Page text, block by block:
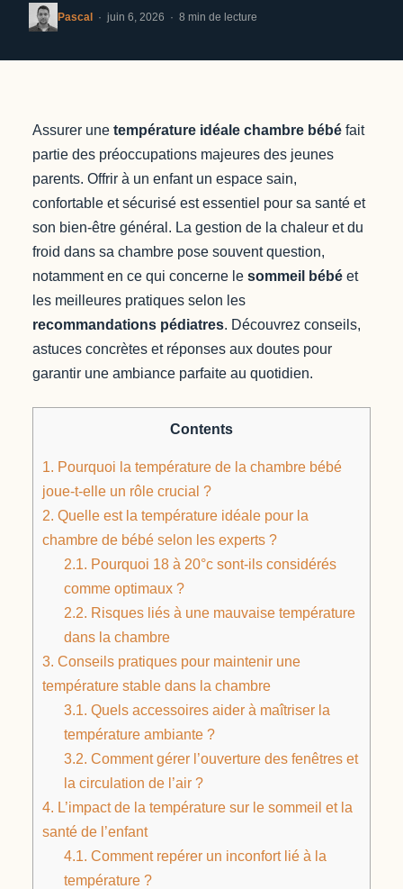
Pascal · juin 6, 2026 · 8 min de lecture
Assurer une température idéale chambre bébé fait
partie des préoccupations majeures des jeunes
parents. Offrir à un enfant un espace sain,
confortable et sécurisé est essentiel pour sa santé et
son bien-être général. La gestion de la chaleur et du
froid dans sa chambre pose souvent question,
notamment en ce qui concerne le sommeil bébé et
les meilleures pratiques selon les
recommandations pédiatres. Découvrez conseils,
astuces concrètes et réponses aux doutes pour
garantir une ambiance parfaite au quotidien.
Contents
1. Pourquoi la température de la chambre bébé
joue-t-elle un rôle crucial ?
2. Quelle est la température idéale pour la
chambre de bébé selon les experts ?
2.1. Pourquoi 18 à 20°c sont-ils considérés
comme optimaux ?
2.2. Risques liés à une mauvaise température
dans la chambre
3. Conseils pratiques pour maintenir une
température stable dans la chambre
3.1. Quels accessoires aider à maîtriser la
température ambiante ?
3.2. Comment gérer l’ouverture des fenêtres et
la circulation de l’air ?
4. L’impact de la température sur le sommeil et la
santé de l’enfant
4.1. Comment repérer un inconfort lié à la
température ?